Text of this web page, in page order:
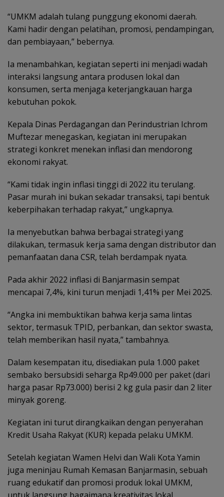
“UMKM adalah tulang punggung ekonomi daerah.
Kami hadir dengan pelatihan, promosi, pendampingan,
dan pembiayaan,” bebernya.
Ia menambahkan, kegiatan seperti ini menjadi wadah
interaksi langsung antara produsen lokal dan
konsumen, serta menjaga keterjangkauan harga
kebutuhan pokok.
Kepala Dinas Perdagangan dan Perindustrian Ichrom
Muftezar menegaskan, kegiatan ini merupakan
strategi konkret menekan inflasi dan mendorong
ekonomi rakyat.
“Kami tidak ingin inflasi tinggi di 2022 itu terulang.
Pasar murah ini bukan sekadar transaksi, tapi bentuk
keberpihakan terhadap rakyat,” ungkapnya.
Ia menyebutkan bahwa berbagai strategi yang
dilakukan, termasuk kerja sama dengan distributor dan
pemanfaatan dana CSR, telah berdampak nyata.
Pada akhir 2022 inflasi di Banjarmasin sempat
mencapai 7,4%, kini turun menjadi 1,41% per Mei 2025.
“Angka ini membuktikan bahwa kerja sama lintas
sektor, termasuk TPID, perbankan, dan sektor swasta,
telah memberikan hasil nyata,” tambahnya.
Dalam kesempatan itu, disediakan pula 1.000 paket
sembako bersubsidi seharga Rp49.000 per paket (dari
harga pasar Rp73.000) berisi 2 kg gula pasir dan 2 liter
minyak goreng.
Kegiatan ini turut dirangkaikan dengan penyerahan
Kredit Usaha Rakyat (KUR) kepada pelaku UMKM.
Setelah kegiatan Wamen Helvi dan Wali Kota Yamin
juga meninjau Rumah Kemasan Banjarmasin, sebuah
ruang edukatif dan promosi produk lokal UMKM,